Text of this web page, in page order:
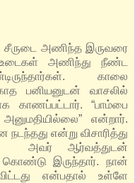
சீருடை அணிந்த இருவரை
அணிந்து நீண்ட
காலை
பனியனுடன் வாசலில்
காணப்பட்டார். “பாம்பை
என்றார்.
என்று விசாரித்து
அவர் ஆர்வத்துடன்
கொண்டு இருந்தார். நான்
என்பதால் உள்ளே